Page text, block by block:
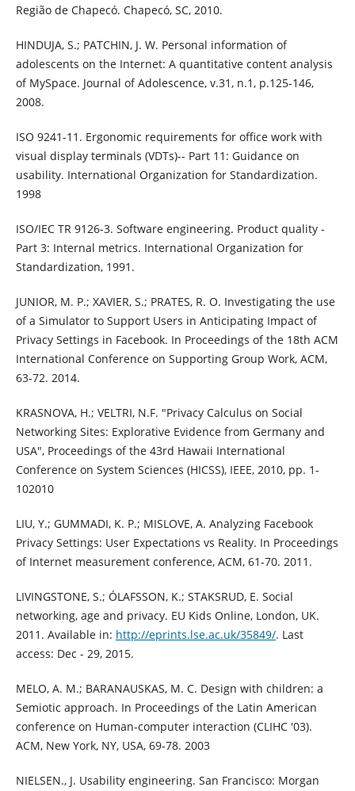
Região de Chapecó. Chapecó, SC, 2010.
HINDUJA, S.; PATCHIN, J. W. Personal information of
adolescents on the Internet: A quantitative content analysis
of MySpace. Journal of Adolescence, v.31, n.1, p.125-146,
2008.
ISO 9241-11. Ergonomic requirements for office work with
visual display terminals (VDTs)-- Part 11: Guidance on
usability. International Organization for Standardization.
1998
ISO/IEC TR 9126-3. Software engineering. Product quality -
Part 3: Internal metrics. International Organization for
Standardization, 1991.
JUNIOR, M. P.; XAVIER, S.; PRATES, R. O. Investigating the use
of a Simulator to Support Users in Anticipating Impact of
Privacy Settings in Facebook. In Proceedings of the 18th ACM
International Conference on Supporting Group Work, ACM,
63-72. 2014.
KRASNOVA, H.; VELTRI, N.F. "Privacy Calculus on Social
Networking Sites: Explorative Evidence from Germany and
USA", Proceedings of the 43rd Hawaii International
Conference on System Sciences (HICSS), IEEE, 2010, pp. 1-
102010
LIU, Y.; GUMMADI, K. P.; MISLOVE, A. Analyzing Facebook
Privacy Settings: User Expectations vs Reality. In Proceedings
of Internet measurement conference, ACM, 61-70. 2011.
LIVINGSTONE, S.; ÓLAFSSON, K.; STAKSRUD, E. Social
networking, age and privacy. EU Kids Online, London, UK.
2011. Available in: http://eprints.lse.ac.uk/35849/. Last
access: Dec - 29, 2015.
MELO, A. M.; BARANAUSKAS, M. C. Design with children: a
Semiotic approach. In Proceedings of the Latin American
conference on Human-computer interaction (CLIHC '03).
ACM, New York, NY, USA, 69-78. 2003
NIELSEN., J. Usability engineering. San Francisco: Morgan